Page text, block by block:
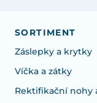
SORTIMENT
Záslepky a krytky
Víčka a zátky
Rektifikační nohy